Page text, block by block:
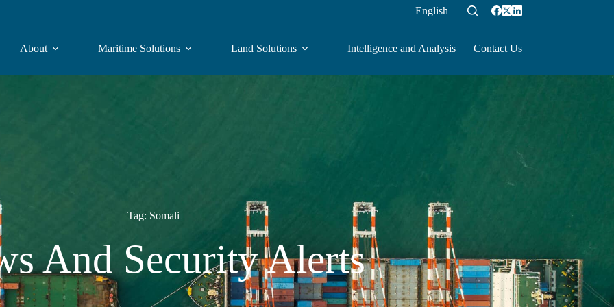
English
About Maritime Solutions Land Solutions Intelligence and Analysis Contact Us
Tag: Somali
And Security Alerts